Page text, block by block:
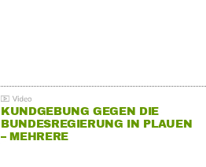
KUNDGEBUNG GEGEN DIE
BUNDESREGIERUNG IN PLAUEN
– MEHRERE